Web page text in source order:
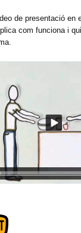
de presentació en
com funciona i